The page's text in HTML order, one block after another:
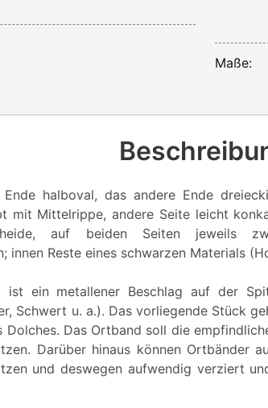
Maße:
halboval, das andere Ende
mit Mittelrippe, andere Seite leicht
auf beiden Seiten jeweils zwei
innen Reste eines schwarzen Materials
ist ein metallener Beschlag auf der
Schwert u. a.). Das vorliegende Stück
Dolches. Das Ortband soll die
Darüber hinaus können Ortbänder
und deswegen aufwendig verziert